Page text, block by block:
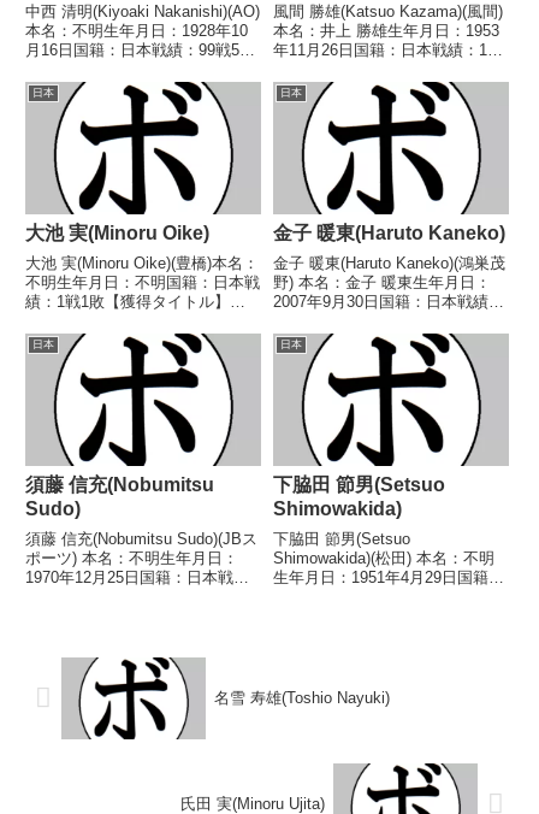
中西 清明(Kiyoaki Nakanishi)(AO)
本名：不明生年月日：1928年10
月16日国籍：日本戦績：99戦57
ル】1948年度国体フェザー級優
勝(アマチュア)1955年度チャンピ
オンスカウト...
風間 勝雄(Katsuo Kazama)(風間)
本名：井上 勝雄生年月日：1953
年11月26日国籍：日本戦績：17
ル】なし【戦歴】1971/04/19
△4R判定 (採点不明) 神田 万吉
(塚本)197...
日本
大池 実(Minoru Oike)
大池 実(Minoru Oike)(豊橋)本名：
不明生年月日：不明国籍：日本戦
績：1戦1敗【獲得タイトル】な
●4RKO 鈴木 正行(松田)【補足
情報】・戦績/戦歴は判明済みの
もののみ記載。・BoxRecには
選...
日本
金子 暖東(Haruto Kaneko)
金子 暖東(Haruto Kaneko)(鴻巣茂
野) 本名：金子 暖東生年月日：
2007年9月30日国籍：日本戦績：
2025年度全国選抜バンタム級優
勝(アマチュア) 【戦歴】
2026/07/27 ○2RT...
日本
須藤 信充(Nobumitsu
Sudo)
須藤 信充(Nobumitsu Sudo)(JBス
ポーツ) 本名：不明生年月日：
1970年12月25日国籍：日本戦
タナベ)1991/02...
日本
下脇田 節男(Setsuo
Shimowakida)
下脇田 節男(Setsuo
Shimowakida)(松田) 本名：不明
生年月日：1951年4月29日国籍：
名雪 寿雄(Toshio Nayuki)
氏田 実(Minoru Ujita)